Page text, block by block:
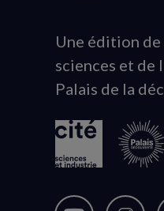
Animation
du
logo
Une édition de
sciences et de
Palais de la